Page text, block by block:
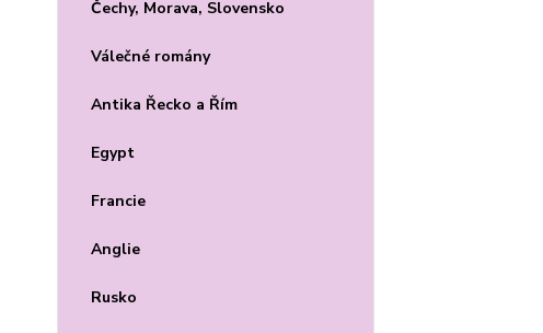
Čechy, Morava, Slovensko
Válečné romány
Antika Řecko a Řím
Egypt
Francie
Anglie
Rusko